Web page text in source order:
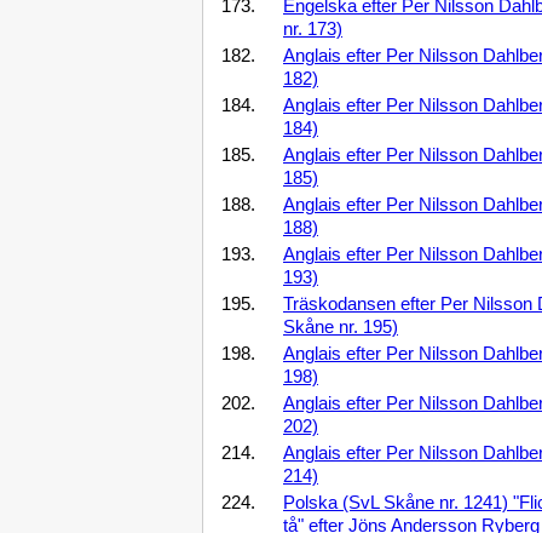
173.
Engelska efter Per Nilsson
nr. 173)
182.
Anglais efter Per Nilsson
182)
184.
Anglais efter Per Nilsson
184)
185.
Anglais efter Per Nilsson
185)
188.
Anglais efter Per Nilsson
188)
193.
Anglais efter Per Nilsson
193)
195.
Träskodansen efter Per Nilsson
Skåne nr. 195)
198.
Anglais efter Per Nilsson
198)
202.
Anglais efter Per Nilsson
202)
214.
Anglais efter Per Nilsson
214)
224.
Polska (SvL Skåne nr. 1241)
tå" efter Jöns Andersson Ryberg